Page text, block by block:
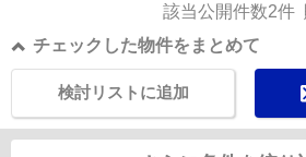
該当公開件数2件
チェックした物件をまとめて
検討リストに追加